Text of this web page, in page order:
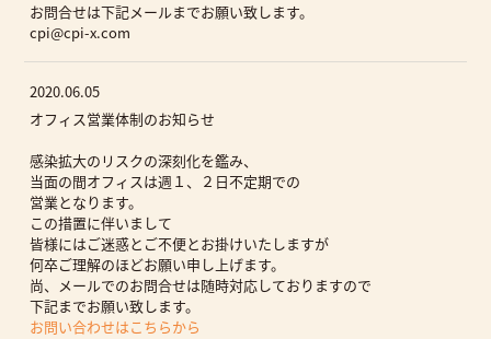
お問合せは下記メールまでお願い致します。
cpi@cpi-x.com
2020.06.05
オフィス営業体制のお知らせ
感染拡大のリスクの深刻化を鑑み、
当面の間オフィスは週１、２日不定期での
営業となります。
この措置に伴いまして
皆様にはご迷惑とご不便とお掛けいたしますが
何卒ご理解のほどお願い申し上げます。
尚、メールでのお問合せは随時対応しておりますので
下記までお願い致します。
お問い合わせはこちらから